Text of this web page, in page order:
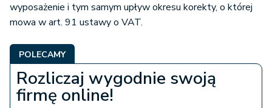
wyposażenie i tym samym upływ okresu korekty, o której
mowa w art. 91 ustawy o VAT.
POLECAMY
Rozliczaj wygodnie swoją
firmę online!